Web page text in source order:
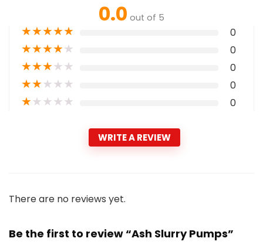
0.0 out of 5
★★★★★ 0
★★★★★ 0
★★★★★ 0
★★★★★ 0
★★★★★ 0
WRITE A REVIEW
There are no reviews yet.
Be the first to review “Ash Slurry Pumps”